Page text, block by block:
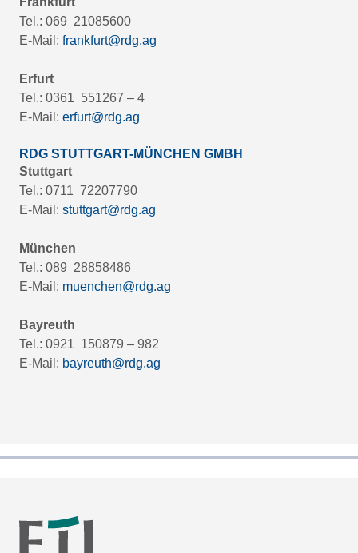
Tel.: 069 21085600
E-Mail: frankfurt@rdg.ag
Erfurt
Tel.: 0361 551267 – 4
E-Mail: erfurt@rdg.ag
RDG STUTTGART-MÜNCHEN GMBH
Stuttgart
Tel.: 0711 72207790
E-Mail: stuttgart@rdg.ag
München
Tel.: 089 28858486
E-Mail: muenchen@rdg.ag
Bayreuth
Tel.: 0921 150879 – 982
E-Mail: bayreuth@rdg.ag